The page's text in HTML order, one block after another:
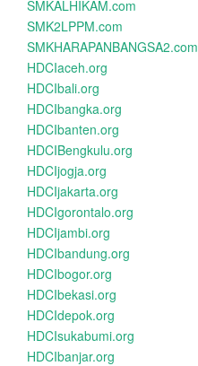
SMKALHIKAM.com
SMK2LPPM.com
SMKHARAPANBANGSA2.com
HDCIaceh.org
HDCIbali.org
HDCIbangka.org
HDCIbanten.org
HDCIBengkulu.org
HDCIjogja.org
HDCIjakarta.org
HDCIgorontalo.org
HDCIjambi.org
HDCIbandung.org
HDCIbogor.org
HDCIbekasi.org
HDCIdepok.org
HDCIsukabumi.org
HDCIbanjar.org